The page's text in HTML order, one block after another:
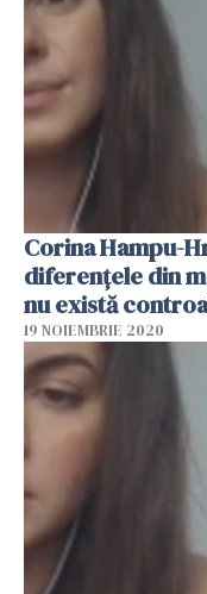
Corina Hampu-
diferențele din
nu există
19 NOIEMBRIE 2020